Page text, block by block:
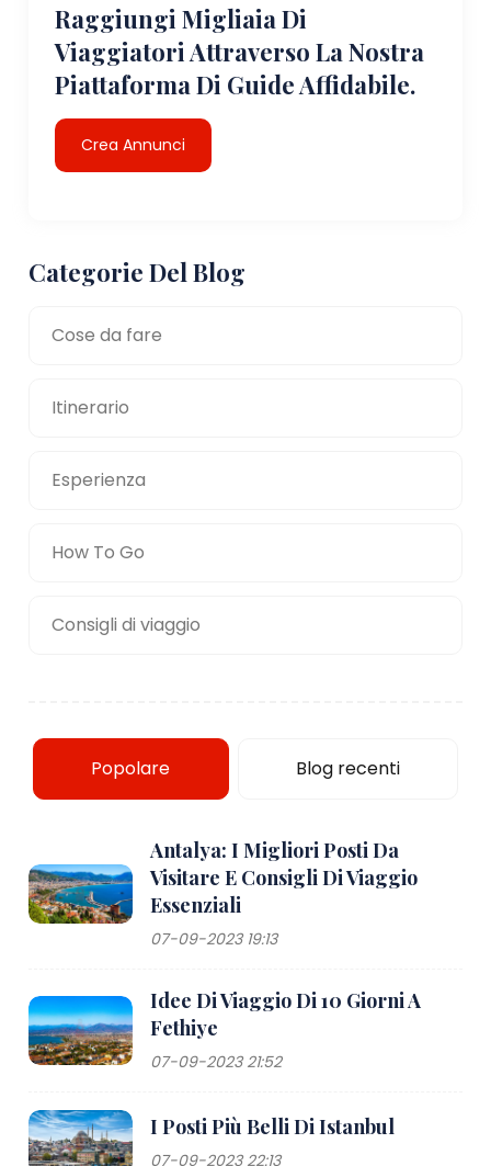
Raggiungi Migliaia Di
Viaggiatori Attraverso La Nostra
Piattaforma Di Guide Affidabile.
Crea Annunci
Categorie Del Blog
Cose da fare
Itinerario
Esperienza
How To Go
Consigli di viaggio
Popolare Blog recenti
Antalya: I Migliori Posti Da
Visitare E Consigli Di Viaggio
Essenziali
07-09-2023 19:13
Idee Di Viaggio Di 10 Giorni A
Fethiye
07-09-2023 21:52
I Posti Più Belli Di Istanbul
07-09-2023 22:13